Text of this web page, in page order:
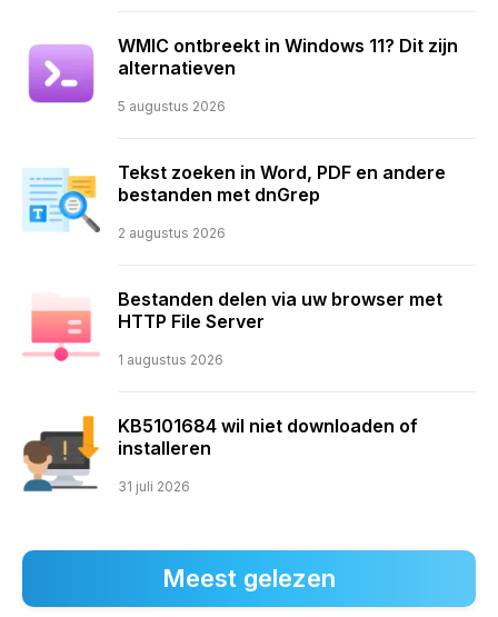
WMIC ontbreekt in Windows 11? Dit zijn
alternatieven
5 augustus 2026
Tekst zoeken in Word, PDF en andere
bestanden met dnGrep
2 augustus 2026
Bestanden delen via uw browser met
HTTP File Server
1 augustus 2026
KB5101684 wil niet downloaden of
installeren
31 juli 2026
Meest gelezen